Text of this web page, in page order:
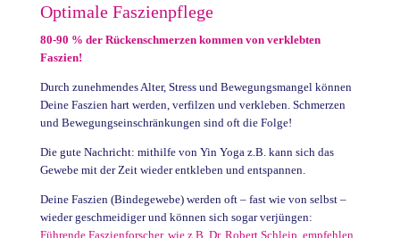
Optimale Faszienpflege
80-90 % der Rückenschmerzen kommen von verklebten
Faszien!
Durch zunehmendes Alter, Stress und Bewegungsmangel können
Deine Faszien hart werden, verfilzen und verkleben. Schmerzen
und Bewegungseinschränkungen sind oft die Folge!
Die gute Nachricht: mithilfe von Yin Yoga z.B. kann sich das
Gewebe mit der Zeit wieder entkleben und entspannen.
Deine Faszien (Bindegewebe) werden oft – fast wie von selbst –
wieder geschmeidiger und können sich sogar verjüngen:
Führende Faszienforscher, wie z.B. Dr. Robert Schleip, empfehlen